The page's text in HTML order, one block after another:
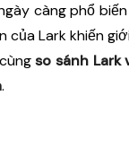
càng phổ
của Lark khiến
so sánh Lark
.